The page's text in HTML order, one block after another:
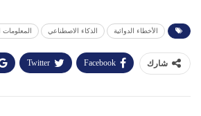
الأخطاء الدوائية الذكاء الاصطناعي المعلومات
شارك Facebook
Twitter